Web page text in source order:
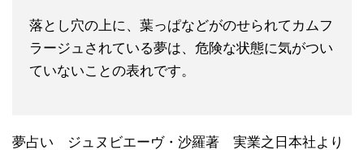
落とし穴の上に、葉っぱなどがのせられてカムフ
ラージュされている夢は、危険な状態に気がつい
ていないことの表れです。
夢占い ジュヌビエーヴ・沙羅著 実業之日本社より